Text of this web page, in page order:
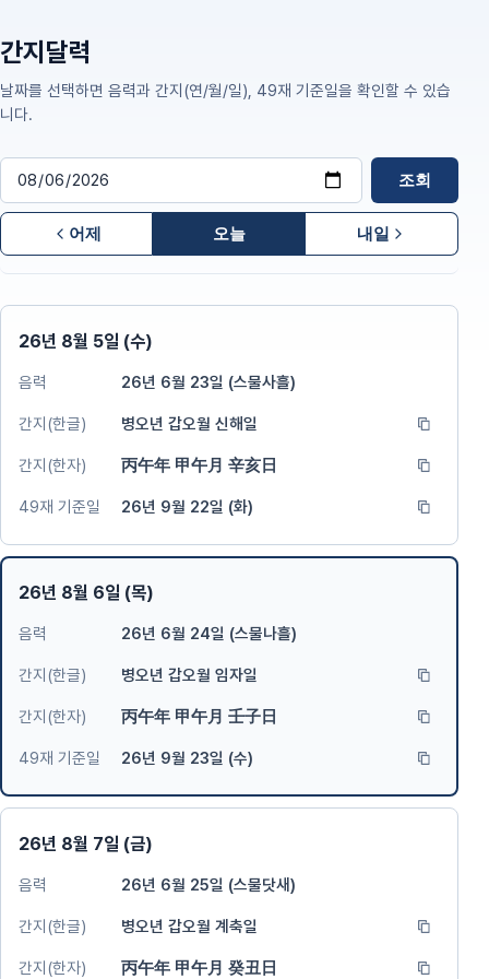
간지달력
날짜를 선택하면 음력과 간지(연/월/일), 49재 기준일을 확인할 수 있습
니다.
날짜 선택
조회
어제 오늘 내일
26년 8월 5일 (수)
음력 26년 6월 23일 (스물사흘)
간지(한글) 병오년 갑오월 신해일
간지(한자) 丙午年 甲午月 辛亥日
49재 기준일 26년 9월 22일 (화)
26년 8월 6일 (목)
음력 26년 6월 24일 (스물나흘)
간지(한글) 병오년 갑오월 임자일
간지(한자) 丙午年 甲午月 壬子日
49재 기준일 26년 9월 23일 (수)
26년 8월 7일 (금)
음력 26년 6월 25일 (스물닷새)
간지(한글) 병오년 갑오월 계축일
간지(한자) 丙午年 甲午月 癸丑日